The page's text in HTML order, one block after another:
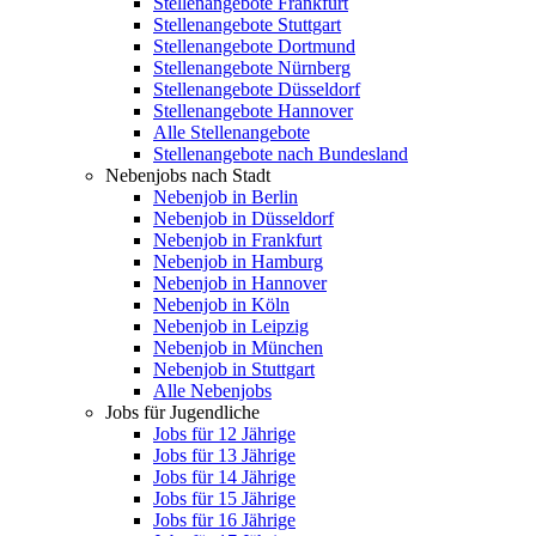
Stellenangebote Stuttgart
Stellenangebote Dortmund
Stellenangebote Nürnberg
Stellenangebote Düsseldorf
Stellenangebote Hannover
Alle Stellenangebote
Stellenangebote nach Bundesland
Nebenjobs nach Stadt
Nebenjob in Berlin
Nebenjob in Düsseldorf
Nebenjob in Frankfurt
Nebenjob in Hamburg
Nebenjob in Hannover
Nebenjob in Köln
Nebenjob in Leipzig
Nebenjob in München
Nebenjob in Stuttgart
Alle Nebenjobs
Jobs für Jugendliche
Jobs für 12 Jährige
Jobs für 13 Jährige
Jobs für 14 Jährige
Jobs für 15 Jährige
Jobs für 16 Jährige